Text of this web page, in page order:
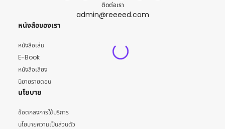
ติดต่อเรา
admin@reeeed.com
หนังสือของเรา
หนังสือเล่ม
E-Book
หนังสือเสียง
นิยายรายตอน
นโยบาย
ข้อตกลงการใช้บริการ
นโยบายความเป็นส่วนตัว